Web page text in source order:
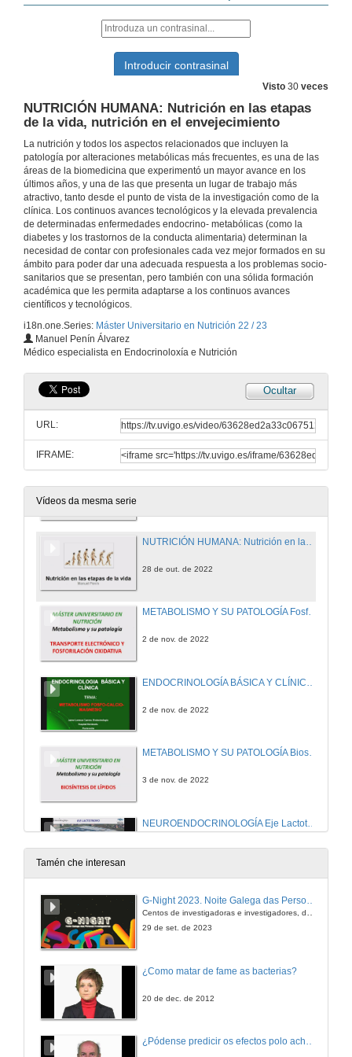
Visto 30 veces
NUTRICIÓN HUMANA: Nutrición en las etapas
de la vida, nutrición en el envejecimiento
La nutrición y todos los aspectos relacionados que incluyen la
patología por alteraciones metabólicas más frecuentes, es una de las
áreas de la biomedicina que experimentó un mayor avance en los
últimos años, y una de las que presenta un lugar de trabajo más
atractivo, tanto desde el punto de vista de la investigación como de la
clínica. Los continuos avances tecnológicos y la elevada prevalencia
de determinadas enfermedades endocrino- metabólicas (como la
diabetes y los trastornos de la conducta alimentaria) determinan la
necesidad de contar con profesionales cada vez mejor formados en su
ámbito para poder dar una adecuada respuesta a los problemas socio-
sanitarios que se presentan, pero también con una sólida formación
académica que les permita adaptarse a los continuos avances
científicos y tecnológicos.
i18n.one.Series: Máster Universitario en Nutrición 22 / 23
Manuel Penín Álvarez
Médico especialista en Endocrinoloxía e Nutrición
Ocultar
URL:
IFRAME:
Vídeos da mesma serie
20 de out. de 2022
21 de out. de 2022
21 de out. de 2022
26 de out. de 2022
NEUROENDOCRINOLOGÍA Ritmos biológicos y melatonina
26 de out. de 2022
27 de out. de 2022
ENDOCRINOLOGÍA BÁSICA Y CLÍNICA Hipertiroidismo, Masas Tiroideas
27 de out. de 2022
METABOLISMO Y SU PATOLOGÍA Oxidación de los aminoácidos
28 de out. de 2022
METABOLISMO Y SU PATOLOGÍA Fosforilación oxidativa
2 de nov. de 2022
2 de nov. de 2022
METABOLISMO Y SU PATOLOGÍA Biosíntesis de lípidos
3 de nov. de 2022
4 de nov. de 2022
Tamén che interesan
G-Night 2023. Noite Galega das Persoas Investigadoras. Conciencias creativas
29 de set. de 2023
¿Como matar de fame as bacterias?
20 de dec. de 2012
¿Pódense predicir os efectos polo achegamento á Terra dos asteroides?